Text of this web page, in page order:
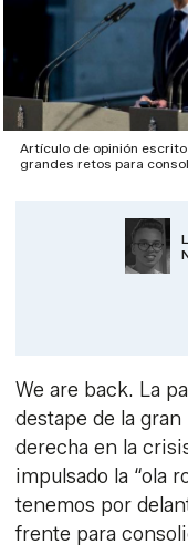
Artículo de opinión
grandes retos para
We are back. La
destape de la
derecha en la
impulsado la “ola
tenemos por
frente para